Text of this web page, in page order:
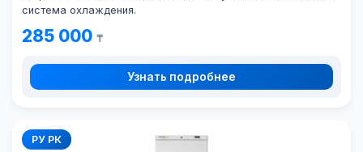
система охлаждения.
285 000 ₸
Узнать подробнее
РУ РК